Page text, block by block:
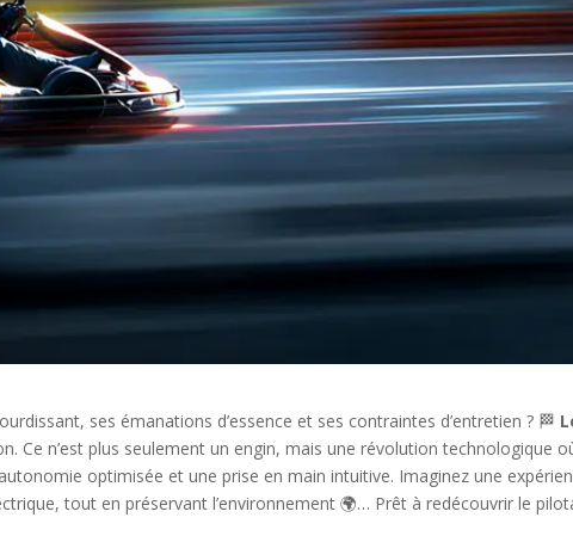
ses émanations d’essence et ses contraintes d’entretien ? 🏁
Ce n’est plus seulement un engin, mais une révolution technologique
optimisée et une prise en main intuitive. Imaginez une
tout en préservant l’environnement 🌍… Prêt à redécouvrir le